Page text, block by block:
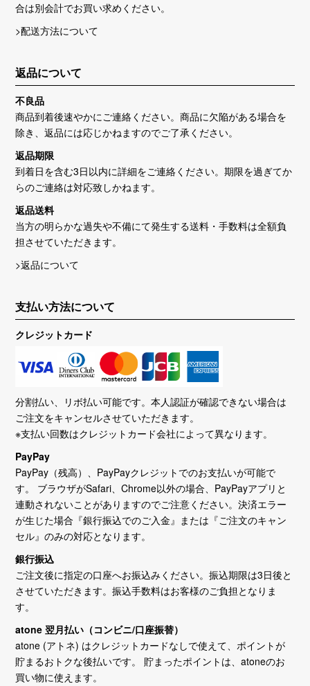
合は別会計でお買い求めください。
>配送方法について
返品について
不良品
商品到着後速やかにご連絡ください。商品に欠陥がある場合を
除き、返品には応じかねますのでご了承ください。
返品期限
到着日を含む3日以内に詳細をご連絡ください。期限を過ぎてか
らのご連絡は対応致しかねます。
返品送料
当方の明らかな過失や不備にて発生する送料・手数料は全額負
担させていただきます。
>返品について
支払い方法について
クレジットカード
分割払い、リボ払い可能です。本人認証が確認できない場合は
ご注文をキャンセルさせていただきます。
※支払い回数はクレジットカード会社によって異なります。
PayPay
PayPay（残高）、PayPayクレジットでのお支払いが可能で
す。 ブラウザがSafari、Chrome以外の場合、PayPayアプリと
連動されないことがありますのでご注意ください。決済エラー
が生じた場合『銀行振込でのご入金』または『ご注文のキャン
セル』のみの対応となります。
銀行振込
ご注文後に指定の口座へお振込みください。振込期限は3日後と
させていただきます。振込手数料はお客様のご負担となりま
す。
atone 翌月払い（コンビニ/口座振替）
atone (アトネ) はクレジットカードなしで使えて、ポイントが
貯まるおトクな後払いです。 貯まったポイントは、atoneのお
買い物に使えます。